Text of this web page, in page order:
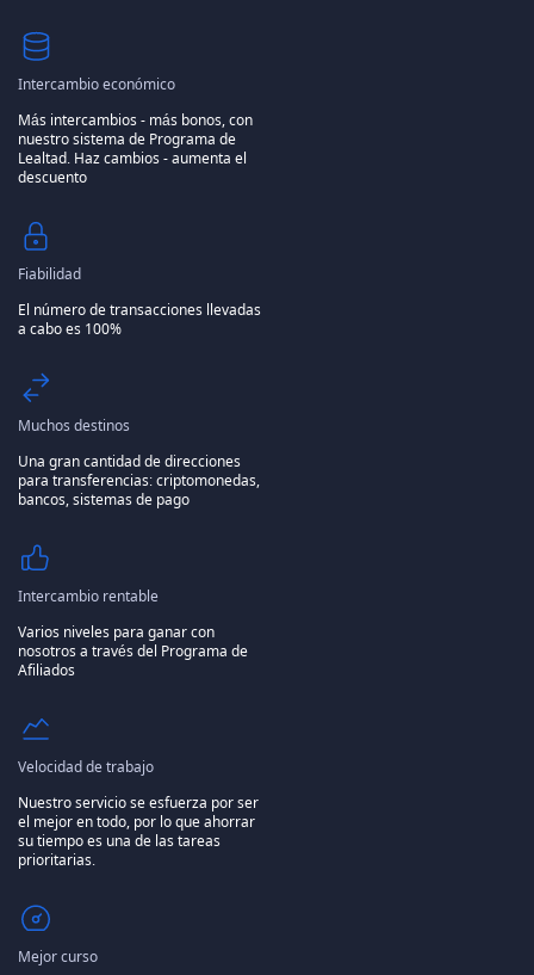
Intercambio económico
Más intercambios - más bonos, con
nuestro sistema de Programa de
Lealtad. Haz cambios - aumenta el
descuento
Fiabilidad
El número de transacciones llevadas
a cabo es 100%
Muchos destinos
Una gran cantidad de direcciones
para transferencias: criptomonedas,
bancos, sistemas de pago
Intercambio rentable
Varios niveles para ganar con
nosotros a través del Programa de
Afiliados
Velocidad de trabajo
Nuestro servicio se esfuerza por ser
el mejor en todo, por lo que ahorrar
su tiempo es una de las tareas
prioritarias.
Mejor curso